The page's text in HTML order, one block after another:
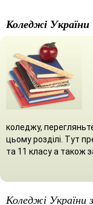
Коледжі України
коледжу,
цьому розділі. Тут
та 11 класу а також
Коледжі України